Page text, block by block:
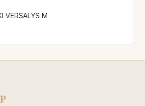
VERSALYS Μ